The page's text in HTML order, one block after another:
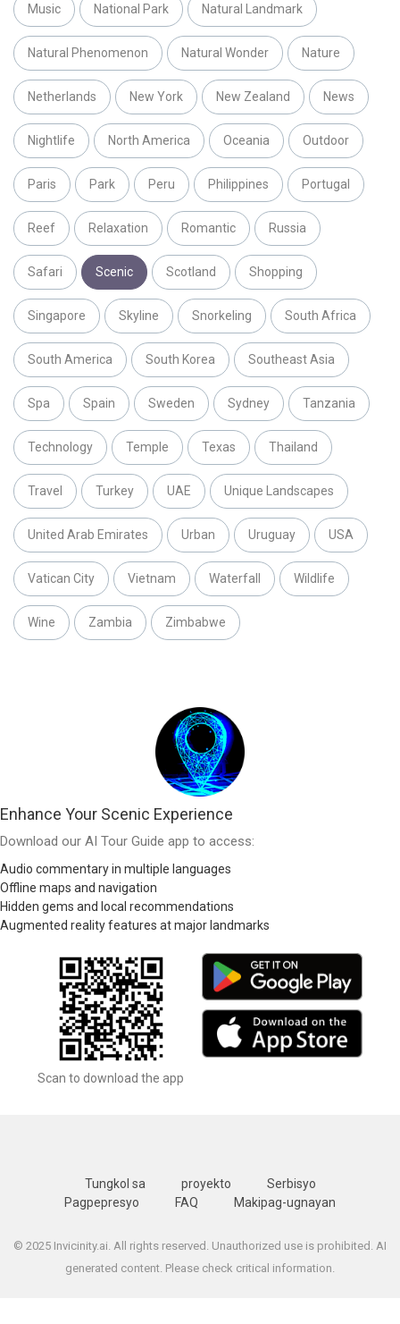
Music National Park Natural Landmark
Natural Phenomenon Natural Wonder Nature
Netherlands New York New Zealand News
Nightlife North America Oceania Outdoor
Paris Park Peru Philippines Portugal
Reef Relaxation Romantic Russia
Safari Scenic Scotland Shopping
Singapore Skyline Snorkeling South Africa
South America South Korea Southeast Asia
Spa Spain Sweden Sydney Tanzania
Technology Temple Texas Thailand
Travel Turkey UAE Unique Landscapes
United Arab Emirates Urban Uruguay USA
Vatican City Vietnam Waterfall Wildlife
Wine Zambia Zimbabwe
Enhance Your Scenic Experience
Download our AI Tour Guide app to access:
Audio commentary in multiple languages
Offline maps and navigation
Hidden gems and local recommendations
Augmented reality features at major landmarks
Scan to download the app
Tungkol sa proyekto
Serbisyo
Pagpepresyo
FAQ Makipag-ugnayan
© 2025 Invicinity.ai. All rights reserved. Unauthorized use is prohibited. AI
generated content. Please check critical information.